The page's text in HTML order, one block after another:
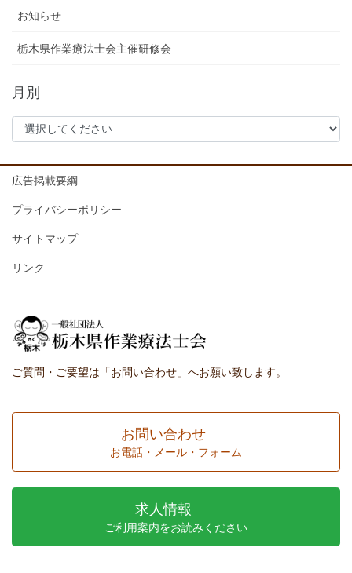
お知らせ
栃木県作業療法士会主催研修会
月別
広告掲載要綱
プライバシーポリシー
サイトマップ
リンク
ご質問・ご要望は「お問い合わせ」へお願い致します。
お問い合わせ
お電話・メール・フォーム
求人情報
ご利用案内をお読みください